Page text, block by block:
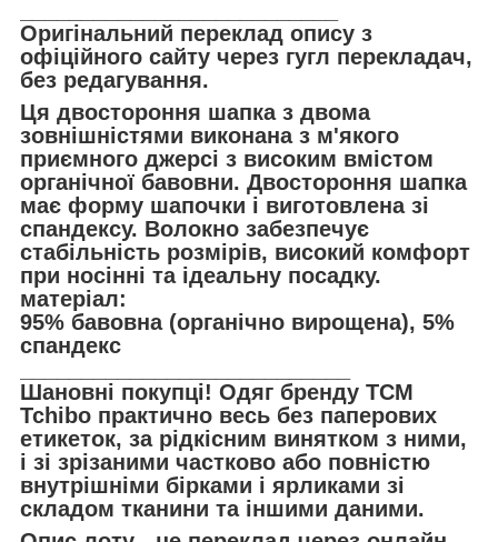
Оригінальний переклад опису з
офіційного сайту через гугл перекладач,
без редагування.
Ця двостороння шапка з двома
зовнішністями виконана з м'якого
приємного джерсі з високим вмістом
органічної бавовни. Двостороння шапка
має форму шапочки і виготовлена зі
спандексу. Волокно забезпечує
стабільність розмірів, високий комфорт
при носінні та ідеальну посадку.
матеріал:
95% бавовна (органічно вирощена), 5%
спандекс
Шановні покупці! Одяг бренду TCM
Tchibo практично весь без паперових
етикеток, за рідкісним винятком з ними,
і зі зрізаними частково або повністю
внутрішніми бірками і ярликами зі
складом тканини та іншими даними.